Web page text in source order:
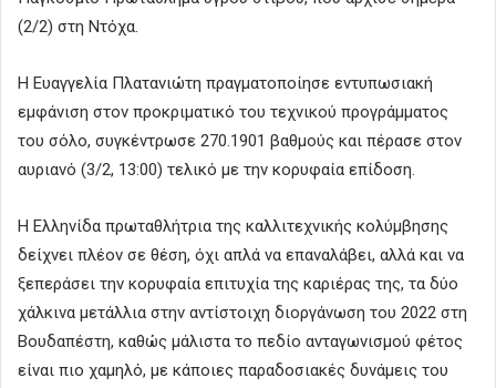
(2/2) στη Ντόχα.
Η Ευαγγελία Πλατανιώτη πραγματοποίησε εντυπωσιακή
εμφάνιση στον προκριματικό του τεχνικού προγράμματος
του σόλο, συγκέντρωσε 270.1901 βαθμούς και πέρασε στον
αυριανό (3/2, 13:00) τελικό με την κορυφαία επίδοση.
Η Ελληνίδα πρωταθλήτρια της καλλιτεχνικής κολύμβησης
δείχνει πλέον σε θέση, όχι απλά να επαναλάβει, αλλά και να
ξεπεράσει την κορυφαία επιτυχία της καριέρας της, τα δύο
χάλκινα μετάλλια στην αντίστοιχη διοργάνωση του 2022 στη
Βουδαπέστη, καθώς μάλιστα το πεδίο ανταγωνισμού φέτος
είναι πιο χαμηλό, με κάποιες παραδοσιακές δυνάμεις του